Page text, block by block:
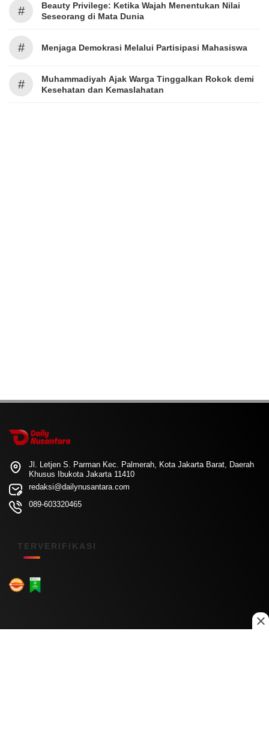
#
Beauty Privilege: Ketika Wajah Menentukan Nilai
Seseorang di Mata Dunia
# Menjaga Demokrasi Melalui Partisipasi Mahasiswa
#
Muhammadiyah Ajak Warga Tinggalkan Rokok demi
Kesehatan dan Kemaslahatan
Jl. Letjen S. Parman Kec. Palmerah, Kota Jakarta Barat, Daerah
Khusus Ibukota Jakarta 11410
redaksi@dailynusantara.com
089-603320465
TERVERIFIKASI